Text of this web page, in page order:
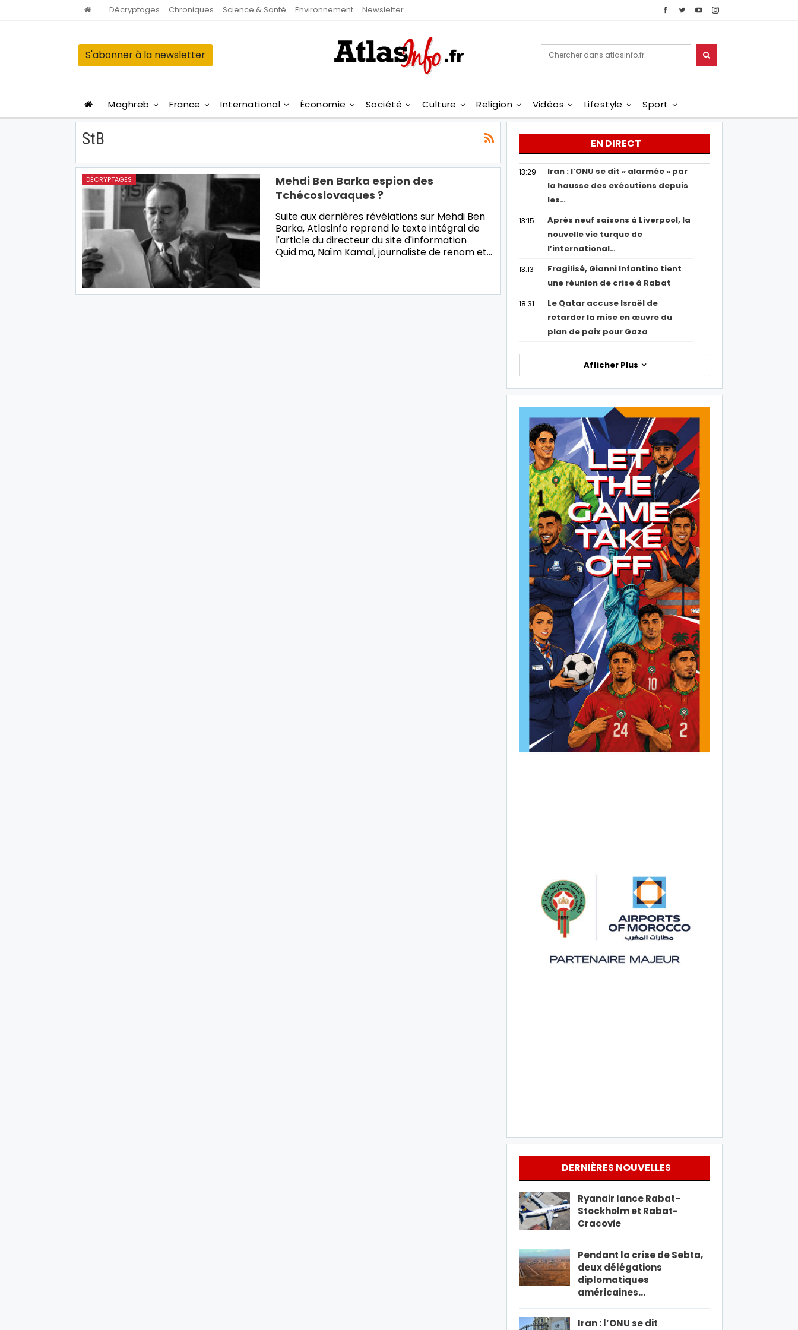
Décryptages Chroniques Science & Santé Environnement Newsletter
S'abonner à la newsletter
Maghreb France International Économie Société Culture Religion Vidéos Lifestyle Sport
StB
DÉCRYPTAGES
Mehdi Ben Barka espion des
Tchécoslovaques ?
Suite aux dernières révélations sur Mehdi Ben
Barka, Atlasinfo reprend le texte intégral de
l'article du directeur du site d'information
Quid.ma, Naïm Kamal, journaliste de renom et…
EN DIRECT
13:29
Iran : l’ONU se dit « alarmée » par
la hausse des exécutions depuis
les…
13:15
Après neuf saisons à Liverpool, la
nouvelle vie turque de
l’international…
13:13
Fragilisé, Gianni Infantino tient
une réunion de crise à Rabat
18:31
Le Qatar accuse Israël de
retarder la mise en œuvre du
plan de paix pour Gaza
Afficher Plus
DERNIÈRES NOUVELLES
Ryanair lance Rabat-
Stockholm et Rabat-
Cracovie
Pendant la crise de Sebta,
deux délégations
diplomatiques
américaines…
Iran : l’ONU se dit